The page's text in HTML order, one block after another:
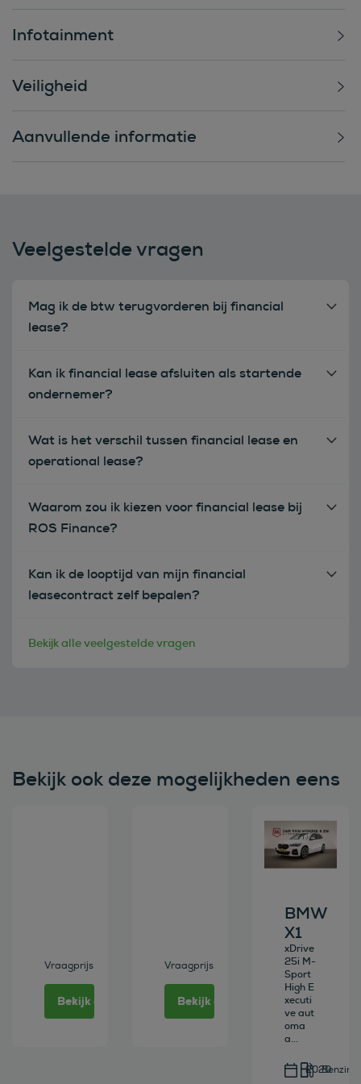
Infotainment
Veiligheid
Aanvullende informatie
Veelgestelde vragen
Mag ik de btw terugvorderen bij financial
lease?
Kan ik financial lease afsluiten als startende
ondernemer?
Wat is het verschil tussen financial lease en
operational lease?
Waarom zou ik kiezen voor financial lease bij
ROS Finance?
Kan ik de looptijd van mijn financial
leasecontract zelf bepalen?
Bekijk alle veelgestelde vragen
Bekijk ook deze mogelijkheden eens
Vraagprijs
Bekijk deze auto
Vraagprijs
Bekijk deze auto
Bekijk deze
BMW
X1
xDrive
25i M-
Sport
High E
xecuti
ve aut
oma
a...
2020Benzine